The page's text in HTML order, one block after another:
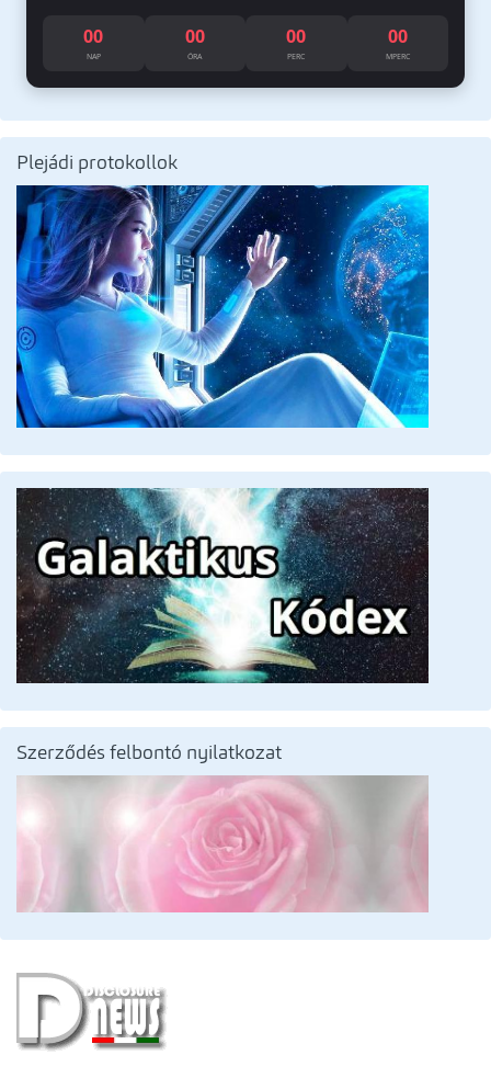
00
NAP
00
ÓRA
00
PERC
00
MPERC
Plejádi protokollok
Szerződés felbontó nyilatkozat